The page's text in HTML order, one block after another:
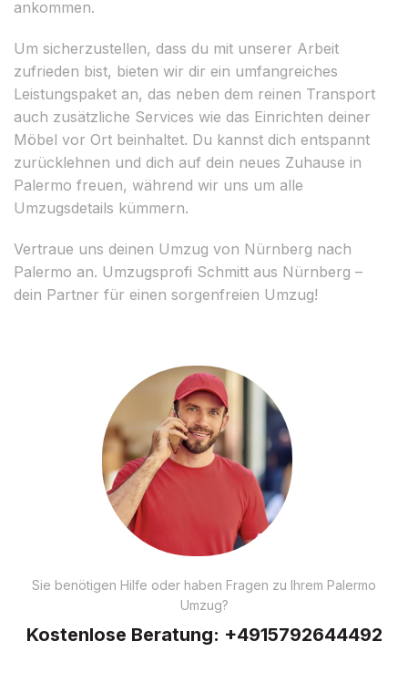
ankommen.
Um sicherzustellen, dass du mit unserer Arbeit
zufrieden bist, bieten wir dir ein umfangreiches
Leistungspaket an, das neben dem reinen Transport
auch zusätzliche Services wie das Einrichten deiner
Möbel vor Ort beinhaltet. Du kannst dich entspannt
zurücklehnen und dich auf dein neues Zuhause in
Palermo freuen, während wir uns um alle
Umzugsdetails kümmern.
Vertraue uns deinen Umzug von Nürnberg nach
Palermo an. Umzugsprofi Schmitt aus Nürnberg –
dein Partner für einen sorgenfreien Umzug!
Sie benötigen Hilfe oder haben Fragen zu Ihrem Palermo
Umzug?
Kostenlose Beratung: +4915792644492